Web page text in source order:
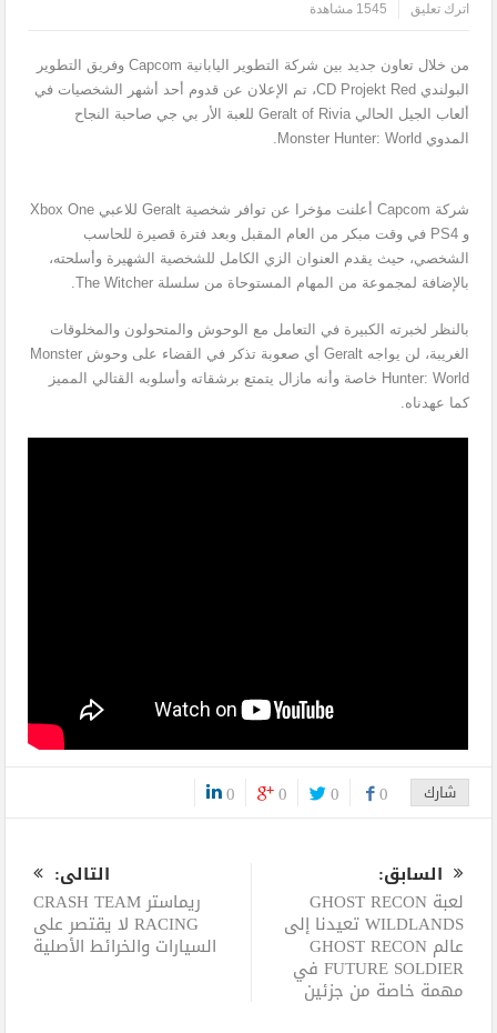
اترك تعليق
1545 مشاهدة
من خلال تعاون جديد بين شركة التطوير اليابانية Capcom وفريق التطوير
البولندي CD Projekt Red، تم الإعلان عن قدوم أحد أشهر الشخصيات في
ألعاب الجيل الحالي Geralt of Rivia للعبة الأر بي جي صاحبة النجاح
المدوي Monster Hunter: World.
شركة Capcom أعلنت مؤخرا عن توافر شخصية Geralt للاعبي Xbox One
و PS4 في وقت مبكر من العام المقبل وبعد فترة قصيرة للحاسب
الشخصي، حيث يقدم العنوان الزي الكامل للشخصية الشهيرة وأسلحته،
بالإضافة لمجموعة من المهام المستوحاة من سلسلة The Witcher.
بالنظر لخبرته الكبيرة في التعامل مع الوحوش والمتحولون والمخلوقات
الغريبة، لن يواجه Geralt أي صعوبة تذكر في القضاء على وحوش Monster
Hunter: World خاصة وأنه مازال يتمتع برشقاته وأسلوبه القتالي المميز
كما عهدناه.
شارك 0
0
0
0
السابق:
لعبة GHOST RECON
WILDLANDS تعيدنا إلى
عالم GHOST RECON
FUTURE SOLDIER في
مهمة خاصة من جزئين
التالى:
ريماستر CRASH TEAM
RACING لا يقتصر على
السيارات والخرائط الأصلية